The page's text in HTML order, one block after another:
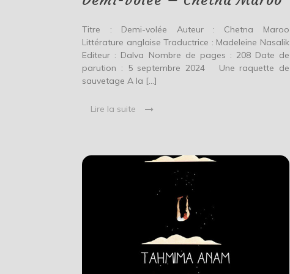
Titre : Demi-volée Auteur : Chetna Maroo
Littérature anglaise Traductrice : Madeleine Nasalik
Editeur : Dalva Nombre de pages : 208 Date de
parution : 5 septembre 2024 Une raquette de
sauvetage A la […]
Lire la suite